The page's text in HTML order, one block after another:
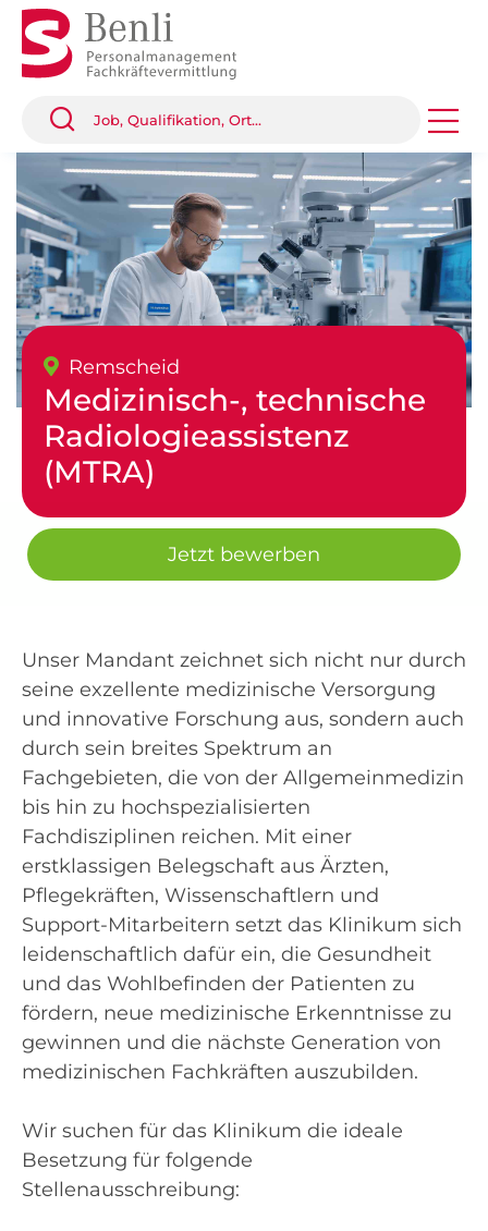
Remscheid
Medizinisch-, technische
Radiologieassistenz
(MTRA)
Jetzt bewerben
Unser Mandant zeichnet sich nicht nur durch
seine exzellente medizinische Versorgung
und innovative Forschung aus, sondern auch
durch sein breites Spektrum an
Fachgebieten, die von der Allgemeinmedizin
bis hin zu hochspezialisierten
Fachdisziplinen reichen. Mit einer
erstklassigen Belegschaft aus Ärzten,
Pflegekräften, Wissenschaftlern und
Support-Mitarbeitern setzt das Klinikum sich
leidenschaftlich dafür ein, die Gesundheit
und das Wohlbefinden der Patienten zu
fördern, neue medizinische Erkenntnisse zu
gewinnen und die nächste Generation von
medizinischen Fachkräften auszubilden.
Wir suchen für das Klinikum die ideale
Besetzung für folgende
Stellenausschreibung: